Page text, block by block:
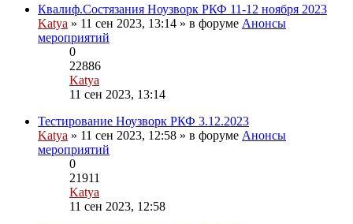
последнему
сообщению
Квалиф.Состязания Ноузворк РКФ 11-12 ноября 2023
Katya » 11 сен 2023, 13:14 » в форуме Анонсы
мероприятий
0
22886
Katya
Перейти
последнему
сообщению
11 сен 2023, 13:14
Тестирование Ноузворк РКФ 3.12.2023
Katya » 11 сен 2023, 12:58 » в форуме Анонсы
мероприятий
0
21911
Katya
Перейти
11 сен 2023, 12:58